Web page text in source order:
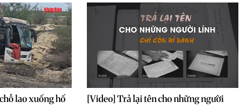
lao xuống hố
[Video] Trả lại tên cho những người